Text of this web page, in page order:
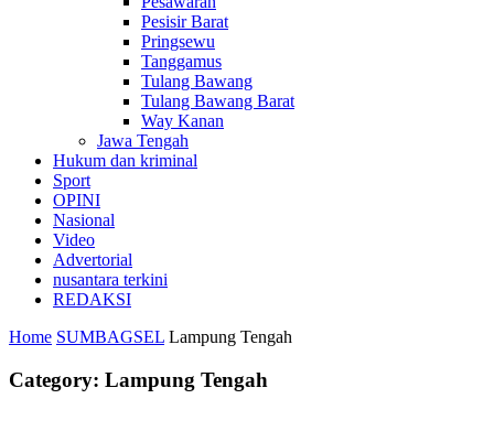
Pesisir Barat
Pringsewu
Tanggamus
Tulang Bawang
Tulang Bawang Barat
Way Kanan
Jawa Tengah
Hukum dan kriminal
Sport
OPINI
Nasional
Video
Advertorial
nusantara terkini
REDAKSI
Home SUMBAGSEL Lampung Tengah
Category: Lampung Tengah